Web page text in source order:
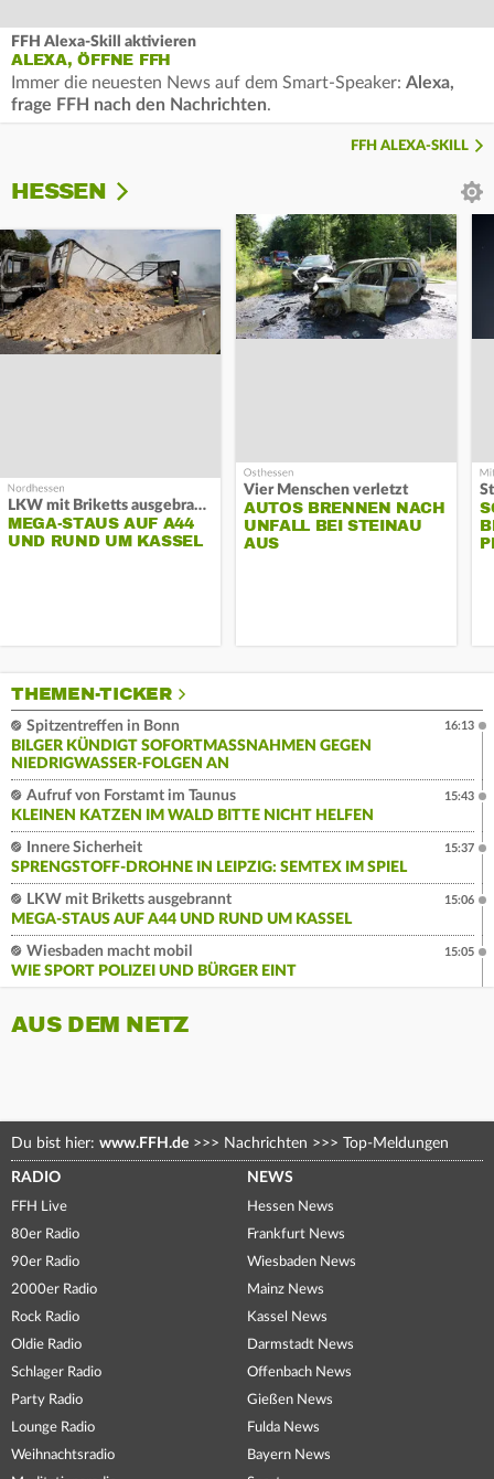
FFH Alexa-Skill aktivieren
ALEXA, ÖFFNE FFH
Immer die neuesten News auf dem Smart-Speaker: Alexa,
frage FFH nach den Nachrichten.
FFH ALEXA-SKILL
HESSEN
LKW mit Briketts ausgebrannt
MEGA-STAUS AUF A44
UND RUND UM KASSEL
Vier Menschen verletzt
AUTOS BRENNEN NACH
UNFALL BEI STEINAU
AUS
THEMEN-TICKER
Spitzentreffen in Bonn
BILGER KÜNDIGT SOFORTMASSNAHMEN GEGEN N
IEDRIGWASSER-FOLGEN AN
16:13
Aufruf von Forstamt im Taunus
KLEINEN KATZEN IM WALD BITTE NICHT HELFEN
15:43
Innere Sicherheit
SPRENGSTOFF-DROHNE IN LEIPZIG: SEMTEX IM SPIEL
15:37
LKW mit Briketts ausgebrannt
MEGA-STAUS AUF A44 UND RUND UM KASSEL
15:06
Wiesbaden macht mobil
WIE SPORT POLIZEI UND BÜRGER EINT
15:05
AUS DEM NETZ
Du bist hier: www.FFH.de >>> Nachrichten >>> Top-Meldungen
RADIO
FFH Live
80er Radio
90er Radio
2000er Radio
Rock Radio
Oldie Radio
Schlager Radio
Party Radio
Lounge Radio
Weihnachtsradio
NEWS
Hessen News
Frankfurt News
Wiesbaden News
Mainz News
Kassel News
Darmstadt News
Offenbach News
Gießen News
Fulda News
Bayern News